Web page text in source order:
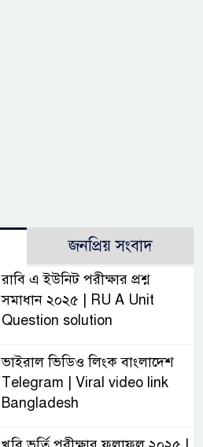
জনপ্রিয় সংবাদ
রাবি এ ইউনিট পরীক্ষার প্রশ্ন
সমাধান ২০২৫ | RU A Unit
Question solution
ভাইরাল ভিডিও লিংক বাংলাদেশ
Telegram | Viral video link
Bangladesh